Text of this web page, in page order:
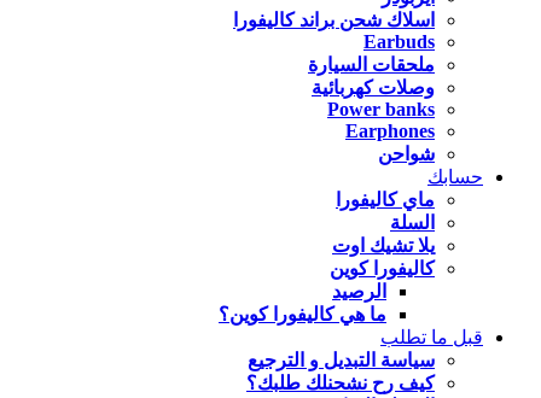
اسلاك شحن براند كاليفورا
Earbuds
ملحقات السيارة
وصلات كهربائية
Power banks
Earphones
شواحن
حسابك
ماي كاليفورا
السلة
يلا تشيك اوت
كاليفورا كوين
الرصيد
ما هي كاليفورا كوين؟
قبل ما تطلب
سياسة التبديل و الترجيع
كيف رح نشحنلك طلبك؟